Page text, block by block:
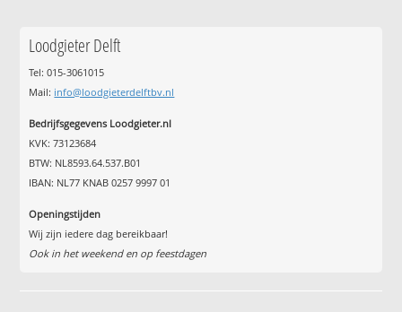
Loodgieter Delft
Tel: 015-3061015
Mail: info@loodgieterdelftbv.nl
Bedrijfsgegevens Loodgieter.nl
KVK: 73123684
BTW: NL8593.64.537.B01
IBAN: NL77 KNAB 0257 9997 01
Openingstijden
Wij zijn iedere dag bereikbaar!
Ook in het weekend en op feestdagen